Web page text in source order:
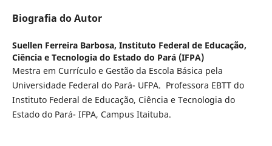
Biografia do Autor
Suellen Ferreira Barbosa, Instituto Federal de Educação,
Ciência e Tecnologia do Estado do Pará (IFPA)
Mestra em Currículo e Gestão da Escola Básica pela
Universidade Federal do Pará- UFPA. Professora EBTT do
Instituto Federal de Educação, Ciência e Tecnologia do
Estado do Pará- IFPA, Campus Itaituba.